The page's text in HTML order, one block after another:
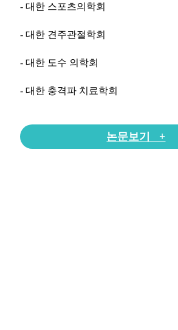
- 대한 스포츠의학회
- 대한 견주관절학회
- 대한 도수 의학회
- 대한 충격파 치료학회
논문보기 +